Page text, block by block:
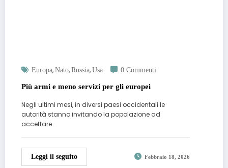
Europa, Nato, Russia, Usa 0 Commenti
Più armi e meno servizi per gli europei
Negli ultimi mesi, in diversi paesi occidentali le
autorità stanno invitando la popolazione ad
accettare…
Leggi il seguito Febbraio 18, 2026